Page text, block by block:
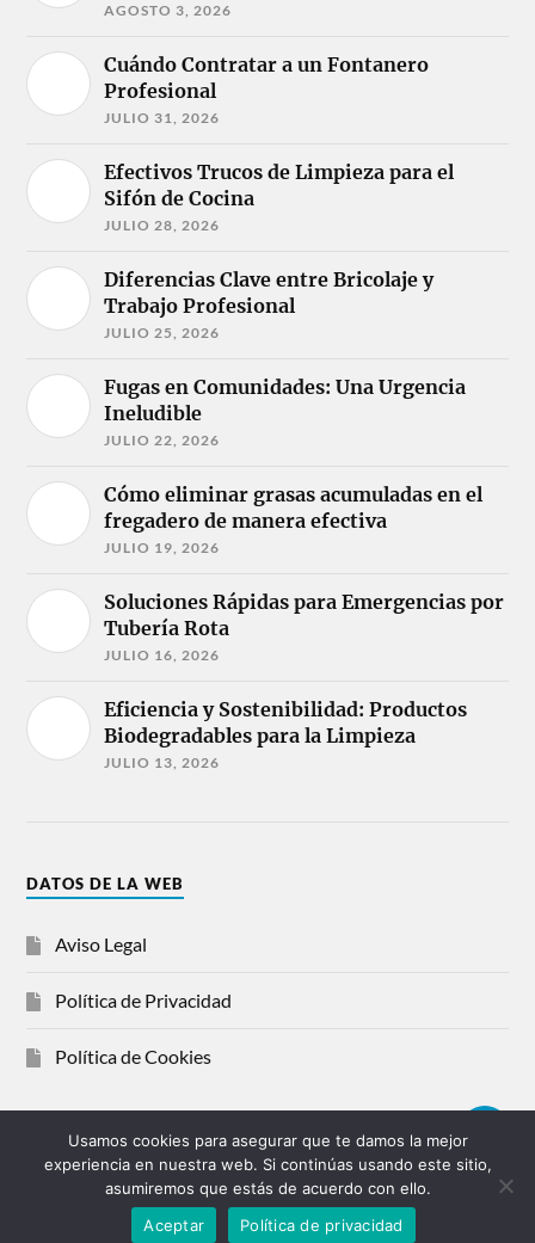
AGOSTO 3, 2026
Cuándo Contratar a un Fontanero
Profesional
JULIO 31, 2026
Efectivos Trucos de Limpieza para el
Sifón de Cocina
JULIO 28, 2026
Diferencias Clave entre Bricolaje y
Trabajo Profesional
JULIO 25, 2026
Fugas en Comunidades: Una Urgencia
Ineludible
JULIO 22, 2026
Cómo eliminar grasas acumuladas en el
fregadero de manera efectiva
JULIO 19, 2026
Soluciones Rápidas para Emergencias por
Tubería Rota
JULIO 16, 2026
Eficiencia y Sostenibilidad: Productos
Biodegradables para la Limpieza
JULIO 13, 2026
DATOS DE LA WEB
Aviso Legal
Política de Privacidad
Política de Cookies
© 2026 FONTANEROS CORUÑA
HIDRASOLUCIONES
Usamos cookies para asegurar que te damos la mejor
experiencia en nuestra web. Si continúas usando este sitio,
asumiremos que estás de acuerdo con ello.
Aceptar
Política de privacidad
¡LLAMAR YA!